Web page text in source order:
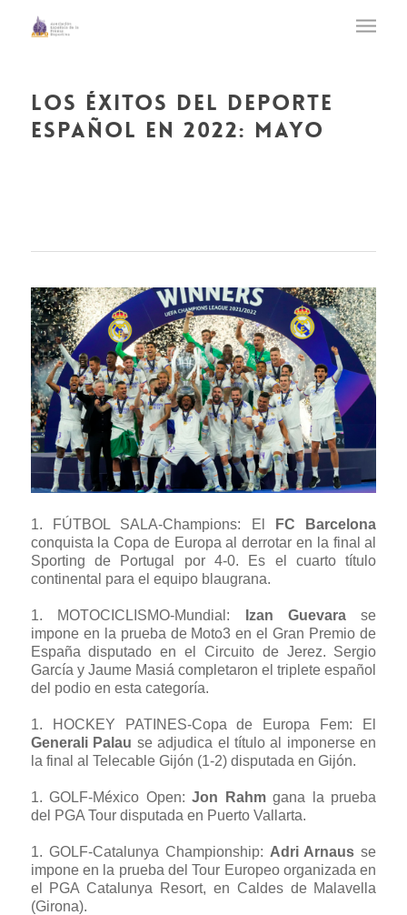
los éxitos del deporte
español en 2022: mayo
1. FÚTBOL SALA-Champions: El
FC Barcelona
conquista la Copa de Europa al derrotar en la final al
Sporting de Portugal por 4-0. Es el cuarto título
continental para el equipo blaugrana.
1. MOTOCICLISMO-Mundial : Izan Guevarase
impone en la prueba de Moto3 en el Gran Premio de
España disputado en el Circuito de Jerez. Sergio
García y Jaume Masiá completaron el triplete español
del podio en esta categoría.
1. HOCKEY PATINES-Copa de Europa Fem: El
Generali Palau se adjudica el título al imponerse en
la final al Telecable Gijón (1-2) disputada en Gijón.
1.GOLF-México Open:Jon Rahmgana la prueba
del PGA Tour disputada en Puerto Vallarta.
1. GOLF-Catalunya Championship: Adri Arnaus se
impone en la prueba del Tour Europeo organizada en
el PGA Catalunya Resort, en Caldes de Malavella
(Girona).